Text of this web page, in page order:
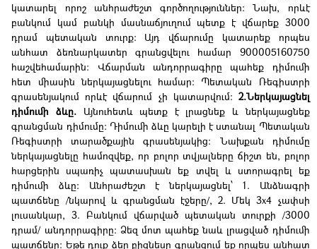
կատարել որոշ անհրաժեշտ գործողություններ: Նախ, որևէ
բանկում կամ բանկի մասնաճյուղում պետք է վճարեք 3000
դրամ պետական տուրք: Այդ վճարումը կատարեք որպես
անհատ ձեռնարկատեր գրանցվելու համար 900005160750
հաշվեհամարին: Վճարման անդորրագիրը պահեք դիմումի
հետ միասին ներկայացնելու համար: Պետական Ռեգիստրի
գրասենյակում որևէ վճարում չի կատարվում: 2.Ներկայացնել
դիմումի ձևը. Այնուհետև պետք է լրացնեք և ներկայացնեք
գրանցման դիմումը: Դիմումի ձևը կարելի է ստանալ Պետական
Ռեգիստրի տարածքային գրասենյակից: Նախքան դիմումը
ներկայացնելը համոզվեք, որ բոլոր տվյալները ճիշտ են, բոլոր
հարցերին սպառիչ պատասխան եք տվել և ստորագրել եք
դիմումի ձևը: Անհրաժեշտ է ներկայացնել՝ 1. Անձնագրի
պատճենը /նկարով և գրանցման էջերը/, 2. Մեկ 3x4 չափսի
լուսանկար, 3. Բանկում վճարված պետական տուրքի /3000
դրամ/ անդորրագիրը: Ձեզ մոտ պահեք նաև լրացված դիմումի
պատճենը: Եթե դուք ձեր բիզնեսը գրանցում եք որպես անհատ